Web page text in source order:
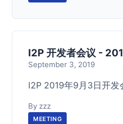
I2P 开发者会议 -
September 3, 2019
I2P 2019年9月3日开发
By zzz
MEETING